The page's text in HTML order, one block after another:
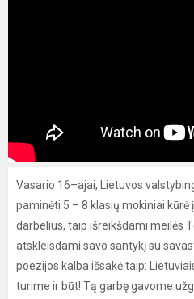
Vasario 16–ajai, Lietuvos
paminėti 5 – 8 klasių mokiniai kūrė
darbelius, taip išreikšdami meilės
atskleisdami savo santykį su
poezijos kalba išsakė taip:
turime ir būt! Tą garbę gavome